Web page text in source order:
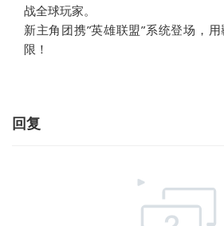
战全球玩家。
新主角团携”英雄联盟”系统登场，
限！
回复